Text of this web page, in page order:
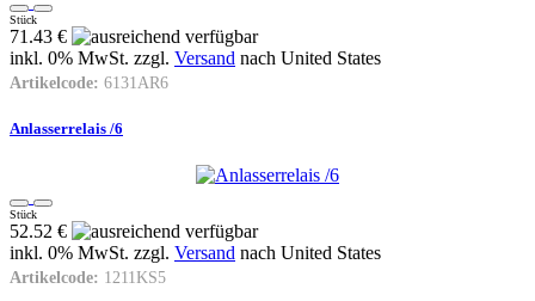
Stück
71.43 €
inkl. 0% MwSt. zzgl. Versand nach United States
Artikelcode: 6131AR6
Anlasserrelais /6
Stück
52.52 €
inkl. 0% MwSt. zzgl. Versand nach United States
Artikelcode: 1211KS5